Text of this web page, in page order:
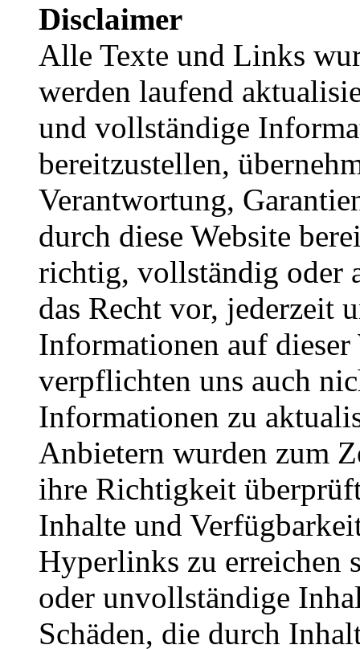
Disclaimer
Alle Texte und Links
werden laufend
und vollständige
bereitzustellen,
Verantwortung,
durch diese Website
richtig, vollständig oder
das Recht vor, jederzeit
Informationen auf dieser
verpflichten uns auch
Informationen zu
Anbietern wurden zum
ihre Richtigkeit
Inhalte und
Hyperlinks zu erreichen
oder unvollständige
Schäden, die durch